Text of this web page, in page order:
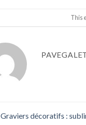
This
Graviers décoratifs :